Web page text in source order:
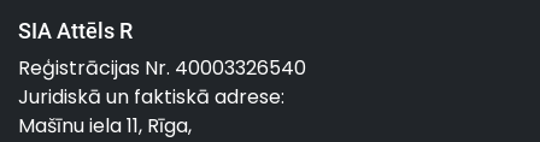
SIA Attēls R
Reģistrācijas Nr. 40003326540
Juridiskā un faktiskā adrese:
Mašīnu iela 11, Rīga,